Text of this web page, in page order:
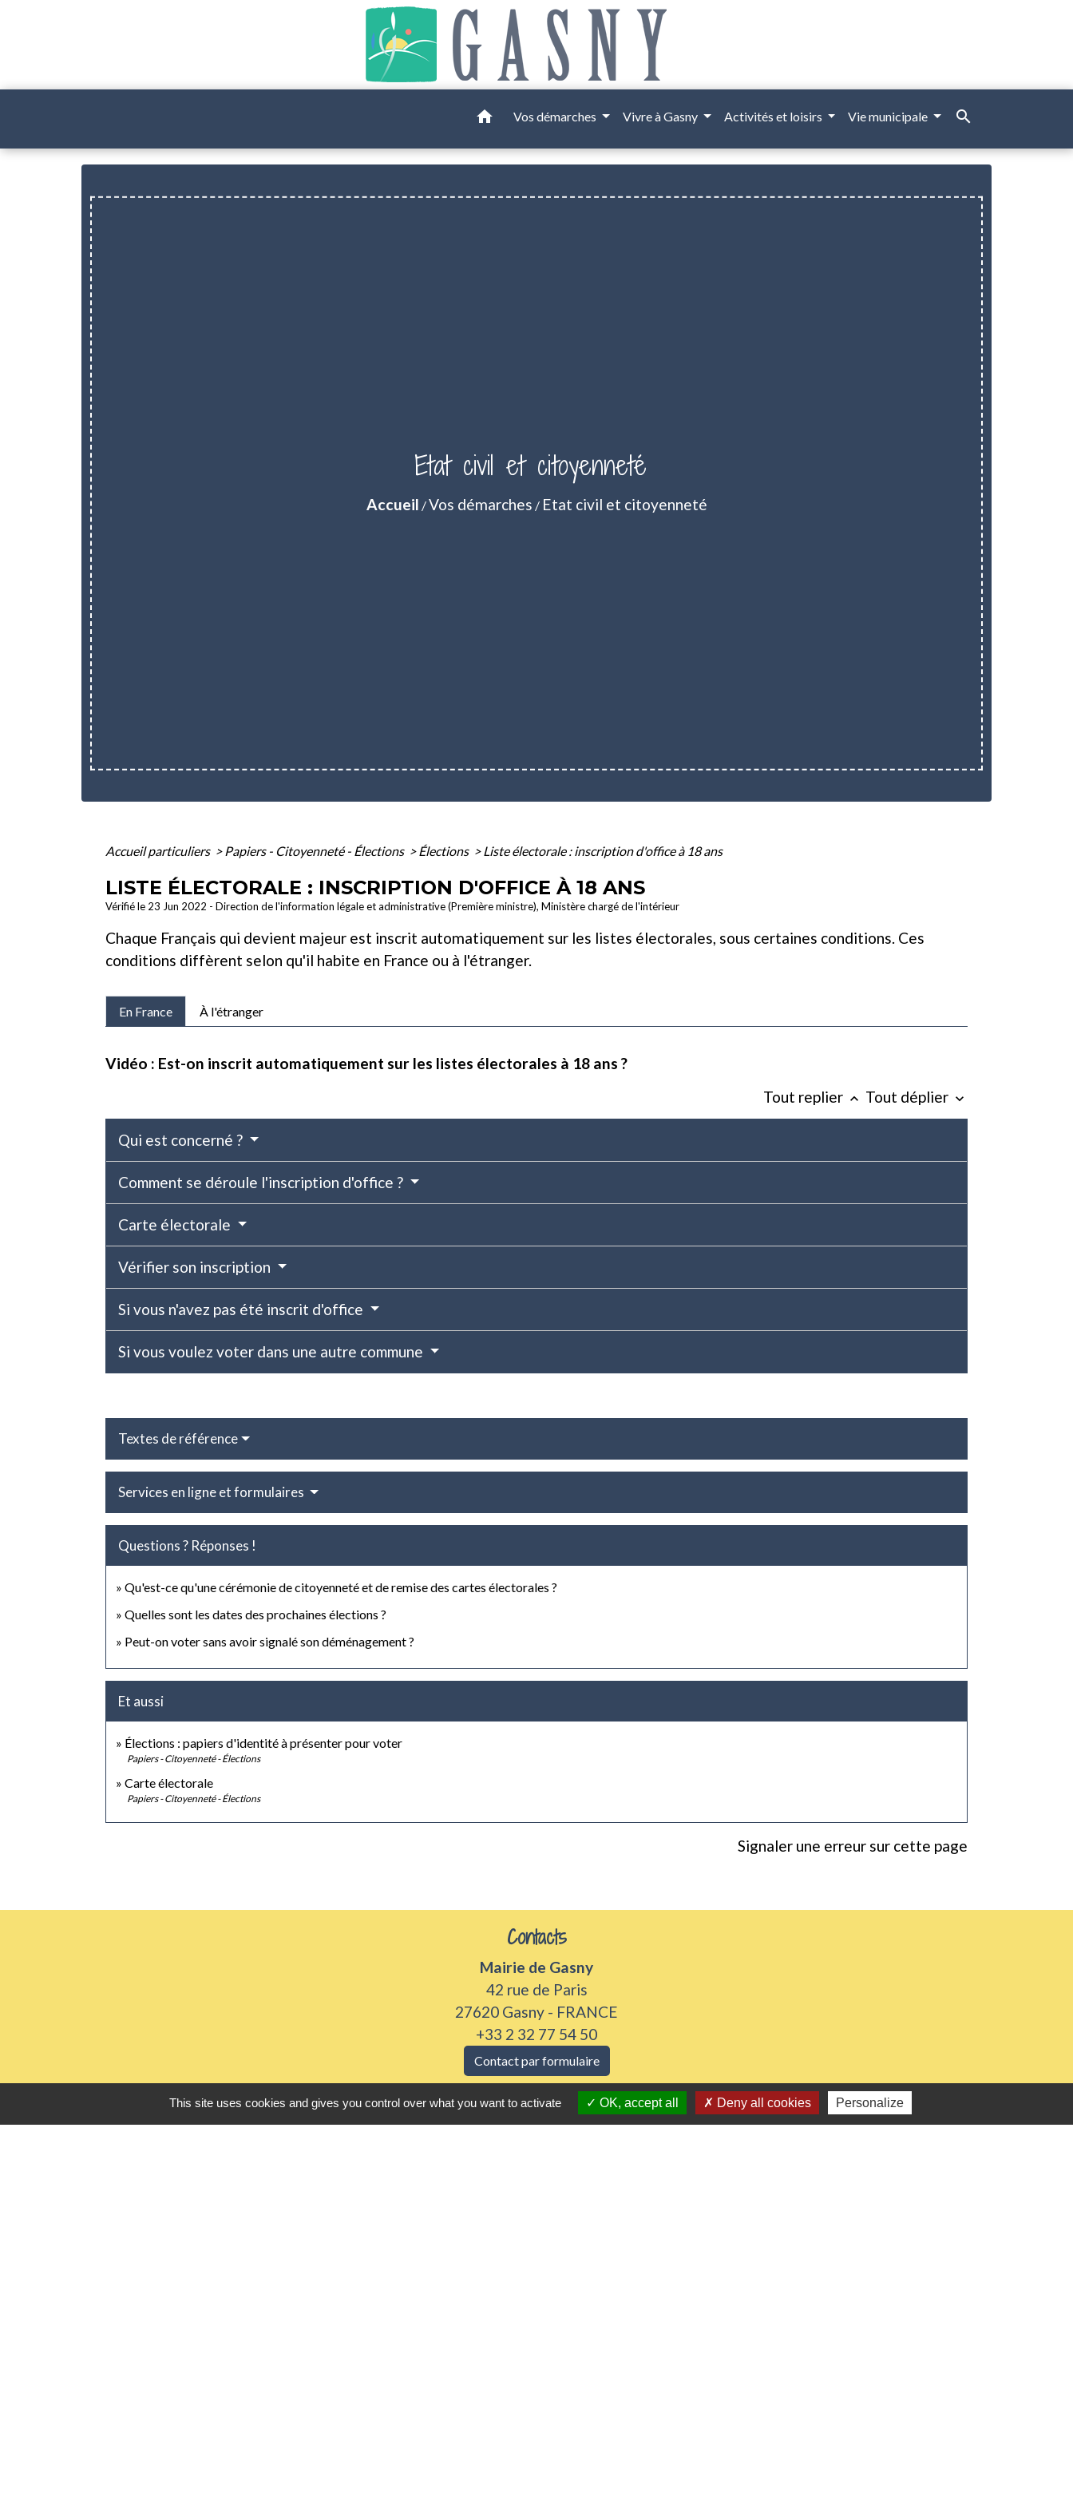
home Vos démarches Vivre à Gasny Activités et loisirs Vie municipale search
Etat civil et citoyenneté
Accueil /Vos démarches / Etat civil et citoyenneté
Accueil particuliers > Papiers - Citoyenneté - Élections > Élections > Liste électorale : inscription d'office à 18 ans
LISTE ÉLECTORALE : INSCRIPTION D'OFFICE À 18 ANS
Vérifié le 23 Jun 2022 - Direction de l'information légale et administrative (Première ministre), Ministère chargé de l'intérieur
Chaque Français qui devient majeur est inscrit automatiquement sur les listes électorales, sous certaines conditions. Ces
conditions diffèrent selon qu'il habite en France ou à l'étranger.
En France À l'étranger
Vidéo : Est-on inscrit automatiquement sur les listes électorales à 18 ans ?
Tout replier keyboard_arrow_up Tout déplier keyboard_arrow_down
Qui est concerné ?
Comment se déroule l'inscription d'office ?
Carte électorale
Vérifier son inscription
Si vous n'avez pas été inscrit d'office
Si vous voulez voter dans une autre commune
Textes de référence
Services en ligne et formulaires
Questions ? Réponses !
Qu'est-ce qu'une cérémonie de citoyenneté et de remise des cartes électorales ?
Quelles sont les dates des prochaines élections ?
Peut-on voter sans avoir signalé son déménagement ?
Et aussi
Élections : papiers d'identité à présenter pour voter
Papiers - Citoyenneté - Élections
Carte électorale
Papiers - Citoyenneté - Élections
Signaler une erreur sur cette page
Contacts
Mairie de Gasny
42 rue de Paris
27620 Gasny - FRANCE
+33 2 32 77 54 50
Contact par formulaire
Horaires d'ouverture
Du lundi au vendredi de 8h30 à 12h et 13h30 à 17h30
This site uses cookies and gives you control over what you want to activate OK, accept all Deny all cookies Personalize